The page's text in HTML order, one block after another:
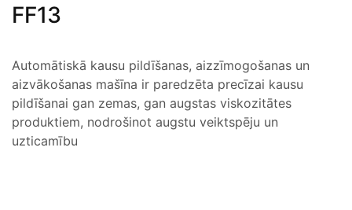
FF13
Automātiskā kausu pildīšanas, aizzīmogošanas un
aizvākošanas mašīna ir paredzēta precīzai kausu
pildīšanai gan zemas, gan augstas viskozitātes
produktiem, nodrošinot augstu veiktspēju un
uzticamību